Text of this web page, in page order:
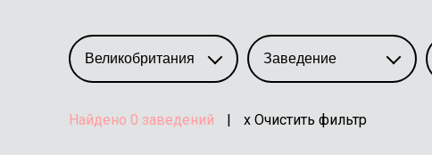
Найдено 0 заведений | x Очистить фильтр